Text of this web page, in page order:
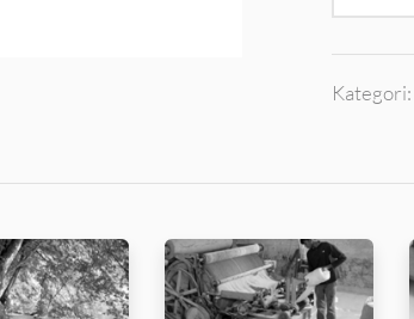
Kategori: